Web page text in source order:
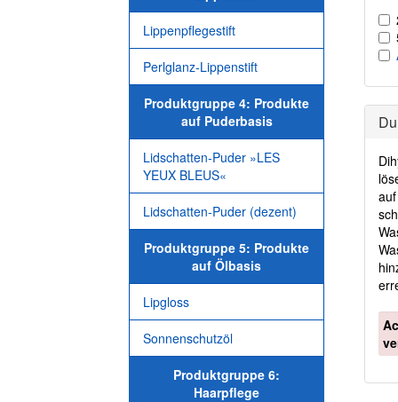
Lippenpflegestift
Perlglanz-Lippenstift
Produktgruppe 4: Produkte
auf Puderbasis
Lidschatten-Puder »LES
YEUX BLEUS«
Lidschatten-Puder (dezent)
Produktgruppe 5: Produkte
auf Ölbasis
Lipgloss
Sonnenschutzöl
Produktgruppe 6:
Haarpflege